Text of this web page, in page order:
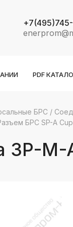
PDF
k
k
БРС /
БРС SP-A
M-